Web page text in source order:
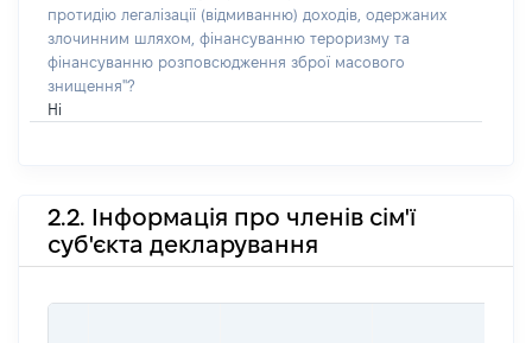
протидію легалізації (відмиванню) доходів, одержаних
злочинним шляхом, фінансуванню тероризму та
фінансуванню розповсюдження зброї масового
знищення"?
Ні
2.2. Інформація про членів сім'ї
суб'єкта декларування